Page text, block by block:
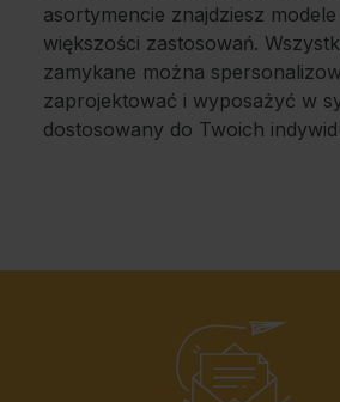
asortymencie znajdziesz
większości zastosowań.
zamykane można
zaprojektować i wyposażyć w
dostosowany do Twoich